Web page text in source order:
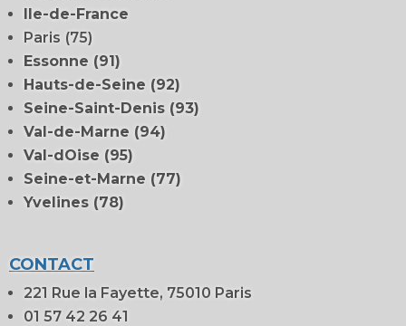
Ile-de-France
Paris (75)
Essonne (91)
Hauts-de-Seine (92)
Seine-Saint-Denis (93)
Val-de-Marne (94)
Val-dOise (95)
Seine-et-Marne (77)
Yvelines (78)
CONTACT
221 Rue la Fayette, 75010 Paris
01 57 42 26 41